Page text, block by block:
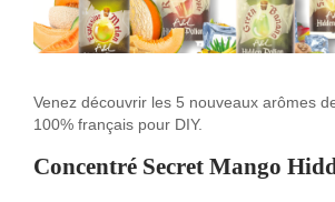
Venez découvrir les 5 nouveaux arômes
100% français pour DIY.
Concentré Secret Mango